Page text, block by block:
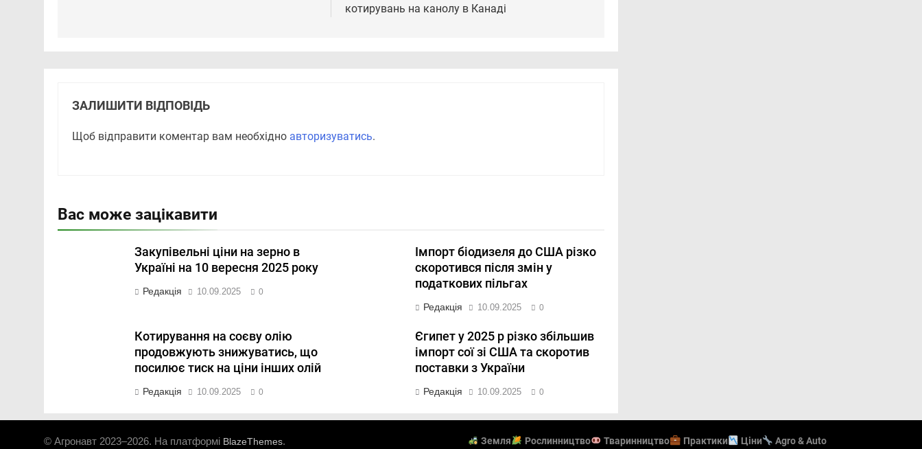
котирувань на канолу в Канаді
ЗАЛИШИТИ ВІДПОВІДЬ
Щоб відправити коментар вам необхідно авторизуватись.
Вас може зацікавити
Закупівельні ціни на зерно в
Україні на 10 вересня 2025 року
Редакція 10.09.2025 0
Імпорт біодизеля до США різко
скоротився після змін у
податкових пільгах
Редакція 10.09.2025 0
Котирування на соєву олію
продовжують знижуватись, що
посилює тиск на ціни інших олій
Редакція 10.09.2025 0
Єгипет у 2025 р різко збільшив
імпорт сої зі США та скоротив
поставки з України
Редакція 10.09.2025 0
© Агронавт 2023–2026. На платформі BlazeThemes. Земля Рослинництво Тваринництво Практики Ціни Agro & Auto